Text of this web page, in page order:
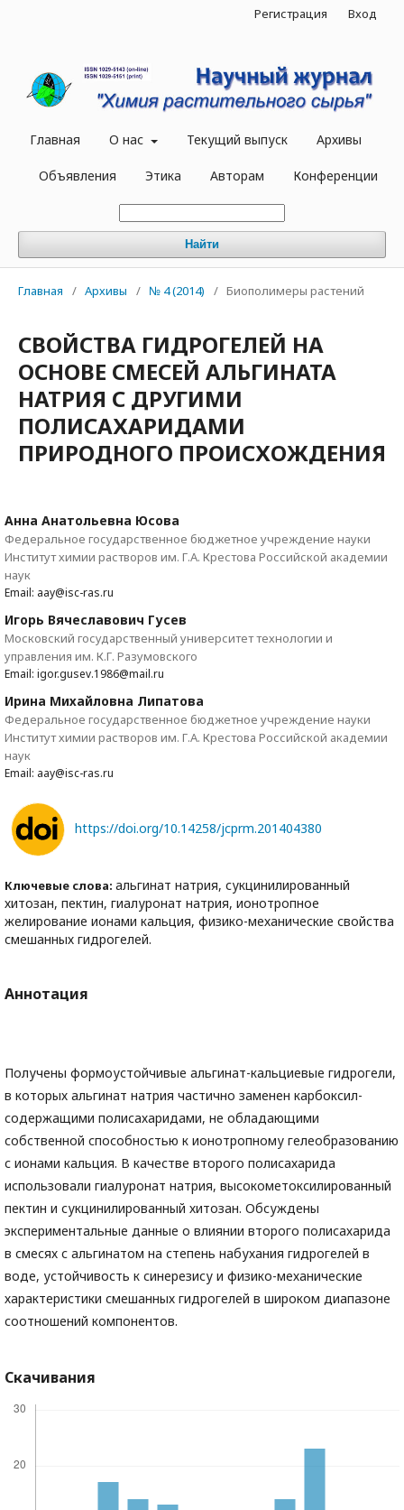
Главная О нас Текущий выпуск Архивы
Объявления Этика Авторам Конференции
Найти
Регистрация Вход
Главная / Архивы / № 4 (2014) / Биополимеры растений
СВОЙСТВА ГИДРОГЕЛЕЙ НА
ОСНОВЕ СМЕСЕЙ АЛЬГИНАТА
НАТРИЯ С ДРУГИМИ
ПОЛИСАХАРИДАМИ
ПРИРОДНОГО ПРОИСХОЖДЕНИЯ
Анна Анатольевна Юсова
Федеральное государственное бюджетное учреждение науки
Институт химии растворов им. Г.А. Крестова Российской академии
наук
Email: aay@isc-ras.ru
Игорь Вячеславович Гусев
Московский государственный университет технологии и
управления им. К.Г. Разумовского
Email: igor.gusev.1986@mail.ru
Ирина Михайловна Липатова
Федеральное государственное бюджетное учреждение науки
Институт химии растворов им. Г.А. Крестова Российской академии
наук
Email: aay@isc-ras.ru
https://doi.org/10.14258/jcprm.201404380
Ключевые слова: альгинат натрия, сукцинилированный
хитозан, пектин, гиалуронат натрия, ионотропное
желирование ионами кальция, физико-механические свойства
смешанных гидрогелей.
Аннотация
Получены формоустойчивые альгинат-кальциевые гидрогели,
в которых альгинат натрия частично заменен карбоксил-
содержащими полисахаридами, не обладающими
собственной способностью к ионотропному гелеобразованию
с ионами кальция. В качестве второго полисахарида
использовали гиалуронат натрия, высокометоксилированный
пектин и сукцинилированный хитозан. Обсуждены
экспериментальные данные о влиянии второго полисахарида
в смесях с альгинатом на степень набухания гидрогелей в
воде, устойчивость к синерезису и физико-механические
характеристики смешанных гидрогелей в широком диапазоне
соотношений компонентов.
Скачивания